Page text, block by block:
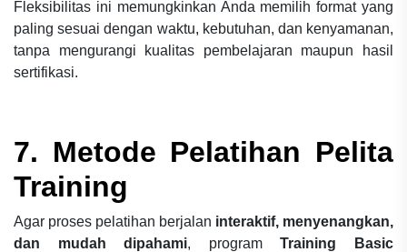
Fleksibilitas ini memungkinkan Anda memilih format yang
paling sesuai dengan waktu, kebutuhan, dan kenyamanan,
tanpa mengurangi kualitas pembelajaran maupun hasil
sertifikasi.
7. Metode Pelatihan Pelita
Training
Agar proses pelatihan berjalan interaktif, menyenangkan,
dan mudah dipahami, programTraining Basic